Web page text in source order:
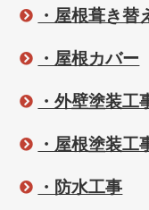
・屋根葺き替
・屋根カバー
・外壁塗装工
・屋根塗装工
・防水工事